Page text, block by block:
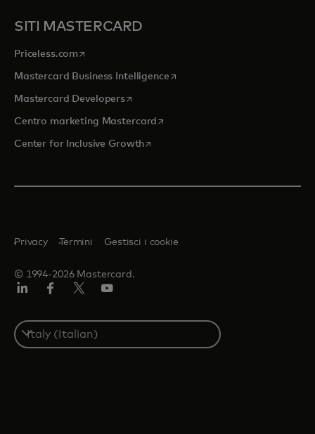
SITI MASTERCARD
Priceless.com si apre in una nuova scheda
Mastercard Business Intelligencesi apre in una nuova scheda
Mastercard Developerssi apre in una nuova scheda
Centro marketing Mastercard si apre in una nuova scheda
Center for Inclusive Growthsi apre in una nuova scheda
© 1994-2026 Mastercard.
Privacy Termini Gestisci i cookie
Select
a
country